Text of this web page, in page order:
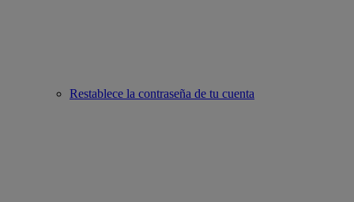
Restablece la contraseña de tu cuenta